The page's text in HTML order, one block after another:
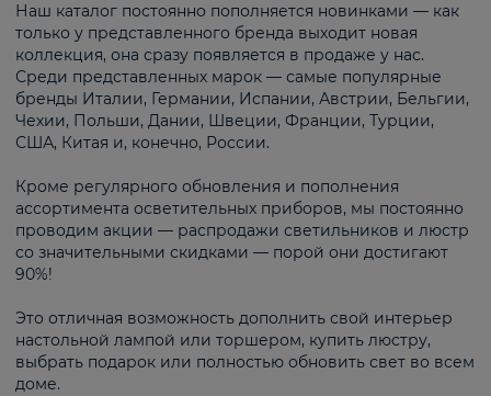
Наш каталог постоянно пополняется новинками — как
только у представленного бренда выходит новая
коллекция, она сразу появляется в продаже у нас.
Среди представленных марок — самые популярные
бренды Италии, Германии, Испании, Австрии, Бельгии,
Чехии, Польши, Дании, Швеции, Франции, Турции,
США, Китая и, конечно, России.
Кроме регулярного обновления и пополнения
ассортимента осветительных приборов, мы постоянно
проводим акции — распродажи светильников и люстр
со значительными скидками — порой они достигают
90%!
Это отличная возможность дополнить свой интерьер
настольной лампой или торшером, купить люстру,
выбрать подарок или полностью обновить свет во всем
доме.